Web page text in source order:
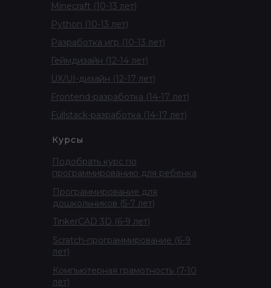
UX/UI-дизайн (12-17 лет)
Frontend-разработка (14-17 лет)
Fullstack-разработка (14-17 лет)
Разработка игр (10-13 лет)
Геймдизайн (12-14 лет)
Minecraft (10-13 лет)
Python (10-13 лет)
Подобрать курс по
программированию для ребенка
Программирование для
дошкольников (5-7 лет)
TinkerCAD 3D (6-9 лет)
Scratch-программирование (6-9
лет)
Компьютерная грамотность (7-10
лет)
Курсы